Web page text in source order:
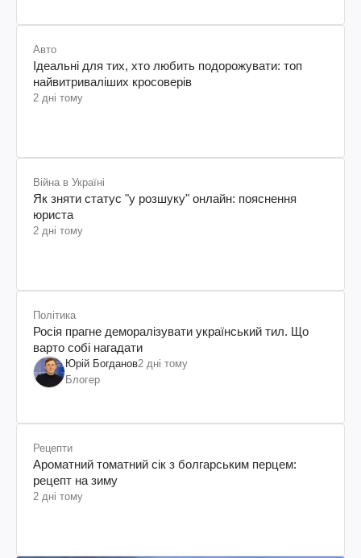
Авто
Ідеальні для тих, хто любить подорожувати: топ
найвитриваліших кросоверів
2 дні тому
Війна в Україні
Як зняти статус "у розшуку" онлайн: пояснення
юриста
2 дні тому
Політика
Росія прагне деморалізувати український тил. Що
варто собі нагадати
Юрій Богданов2 дні тому
Блогер
Рецепти
Ароматний томатний сік з болгарським перцем:
рецепт на зиму
2 дні тому